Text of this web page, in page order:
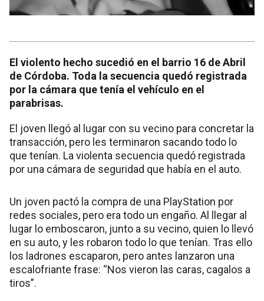
El violento hecho sucedió en el barrio 16 de Abril
de Córdoba. Toda la secuencia quedó registrada
por la cámara que tenía el vehículo en el
parabrisas.
El joven llegó al lugar con su vecino para concretar la
transacción, pero les terminaron sacando todo lo
que tenían. La violenta secuencia quedó registrada
por una cámara de seguridad que había en el auto.
Un joven pactó la compra de una PlayStation por
redes sociales, pero era todo un engaño. Al llegar al
lugar lo emboscaron, junto a su vecino, quien lo llevó
en su auto, y les robaron todo lo que tenían. Tras ello
los ladrones escaparon, pero antes lanzaron una
escalofriante frase: “Nos vieron las caras, cagalos a
tiros”.